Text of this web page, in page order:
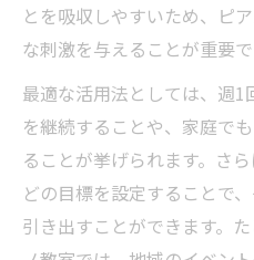
とを吸収しやすいため、ピ
な刺激を与えることが重要で
最適な活用法としては、週
を継続することや、家庭で
ることが挙げられます。さ
どの目標を設定することで
引き出すことができます。